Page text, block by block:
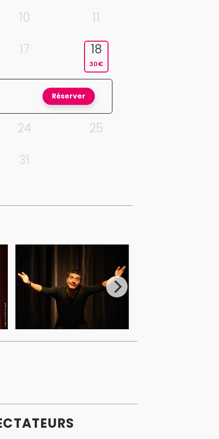
10
11
17 18
30€
Réserver
24
25
31